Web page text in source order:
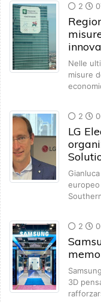
2
Nelle
misure
2
LG
europeo
2
3D